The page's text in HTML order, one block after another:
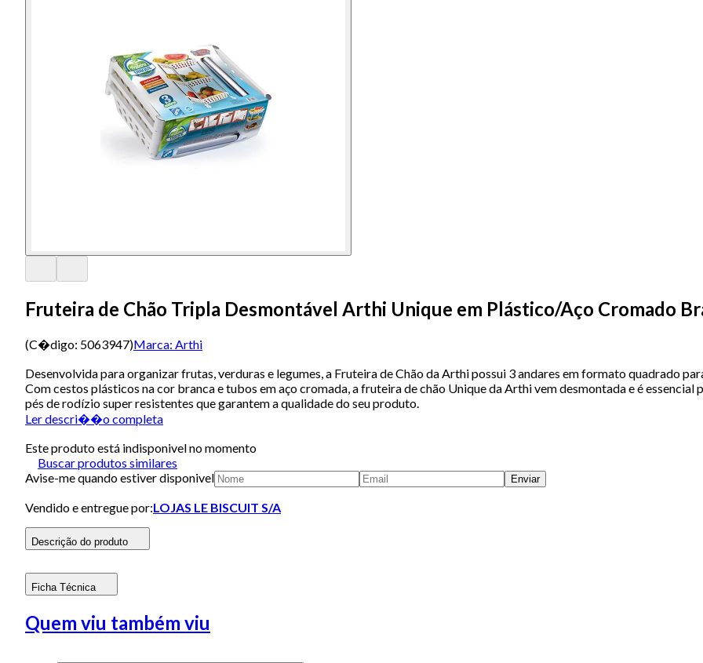
Fruteira de Chão Tripla Desmontável Arthi Unique em Plástico/Aço Cromado
(C�digo: 5063947)Marca: Arthi
Desenvolvida para organizar frutas, verduras e legumes, a Fruteira de Chão da Arthi possui 3 andares em formato quadrado
Com cestos plásticos na cor branca e tubos em aço cromada, a fruteira de chão Unique da Arthi vem desmontada e é
pés de rodízio super resistentes que garantem a qualidade do seu produto.
Ler descri��o completa
Este produto está indisponivel no momento
Buscar produtos similares
Avise-me quando estiver disponivel
Enviar
Vendido e entregue por:LOJAS LE BISCUIT S/A
Descrição do produto
Ficha Técnica
Quem viu também viu